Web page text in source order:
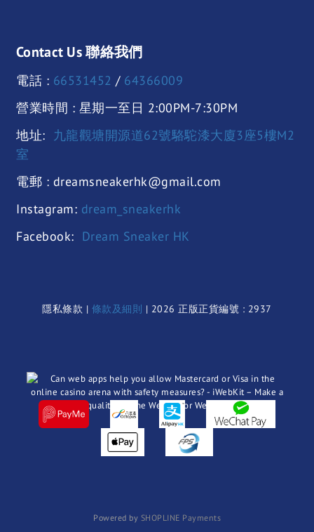
Contact Us 聯絡我們
電話 : 66531452 / 64366009
營業時間 : 星期一至日 2:00PM-7:30PM
地址:
九龍觀塘開源道62號駱駝漆大廈3座5樓M2
室
電郵 : dreamsneakerhk@gmail.com
Instagram: dream_sneakerhk
Facebook: Dream Sneaker HK
隱私條款 | 條款及細則 | 2026 正版正貨編號 : 2937
Powered by SHOPLINE Payments